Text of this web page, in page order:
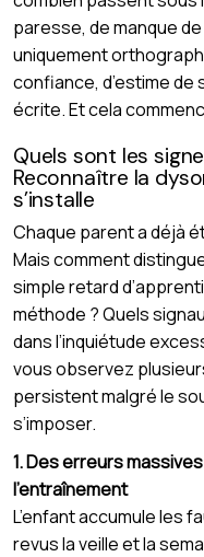
paresse, de manque de
uniquement
confiance, d’estime de
écrite. Et cela
Quels sont les
Reconnaître la
s’installe
Chaque parent a déjà
Mais comment
simple retard
méthode ? Quels
dans l’inquiétude
vous observez
persistent malgré le
s’imposer.
1. Des erreurs
l’entraînement
L’enfant accumule les
revus la veille et la